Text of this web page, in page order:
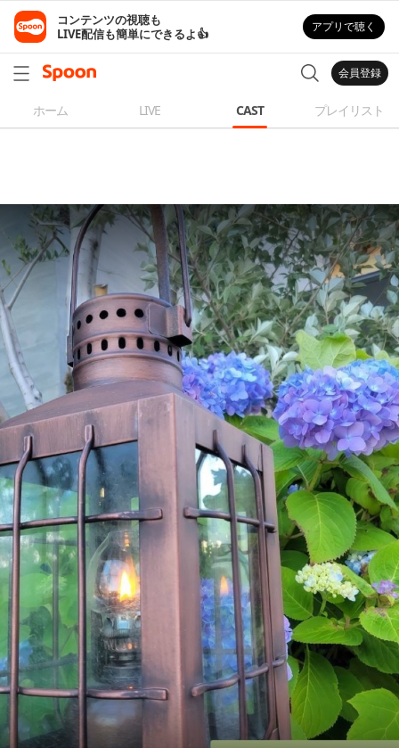
コンテンツの視聴も
LIVE配信も簡単にできるよ👍
アプリで聴く
会員登録
ホーム LIVE CAST プレイリスト